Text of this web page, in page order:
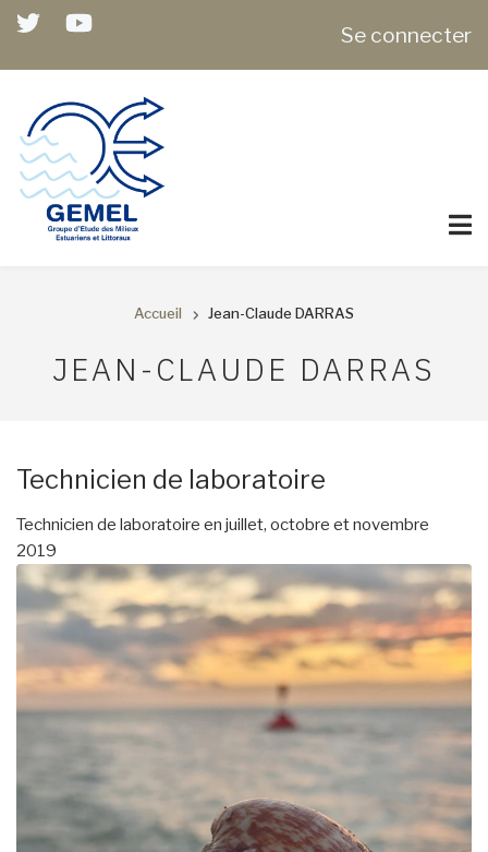
Aller
contenu
ACCOUNT
MENU
Se connecter
D'ARIANE
Accueil Jean-Claude DARRAS
JEAN-CLAUDE DARRAS
Technicien de laboratoire
Technicien de laboratoire en juillet, octobre et novembre
2019
Image